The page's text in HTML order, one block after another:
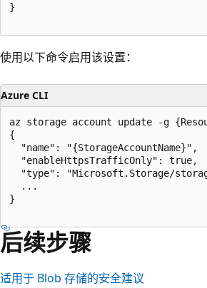
}
使用以下命令启用该设置：
Azure CLI
az storage account update -g
{
  "name": "{StorageAccountName}",
  "enableHttpsTrafficOnly": true,
"type": "Microsoft.Storage/
  ...
}
后续步骤
适用于 Blob 存储的安全建议